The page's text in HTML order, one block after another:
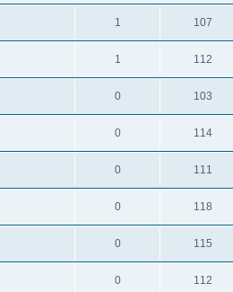
1 107
1 112
0 103
0 114
0 111
0 118
0 115
0 112